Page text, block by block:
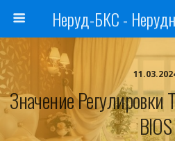
Неруд-БКС -
Значение Регулировки
BIOS